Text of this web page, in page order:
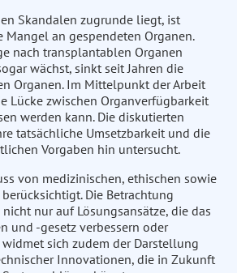
Skandalen zugrunde liegt, ist
an gespendeten Organen.
nach transplantablen Organen
wächst, sinkt seit Jahren die
Organen. Im Mittelpunkt der Arbeit
Lücke zwischen Organverfügbarkeit
werden kann. Die diskutierten
tatsächliche Umsetzbarkeit und die
Vorgaben hin untersucht.
von medizinischen, ethischen sowie
Die Betrachtung
nur auf Lösungsansätze, die das
und -gesetz verbessern oder
sich zudem der Darstellung
Innovationen, die in Zukunft